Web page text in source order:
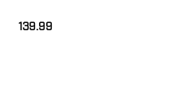
139.99